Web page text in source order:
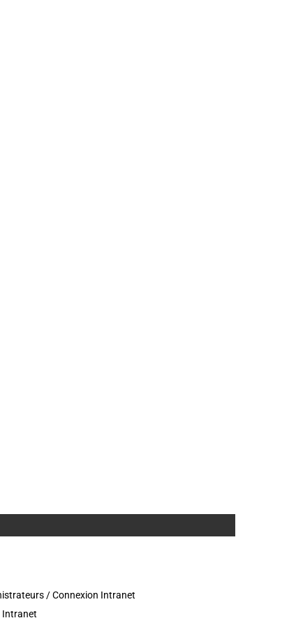
/ Connexion Intranet
Intranet